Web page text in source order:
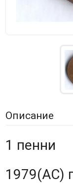
Описание
1 пенни
1979(АC)